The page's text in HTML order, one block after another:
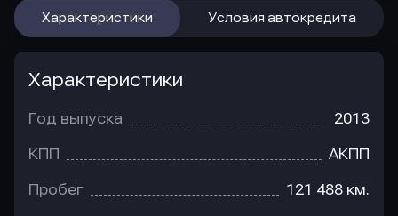
Характеристики Условия автокредита
Характеристики
Год выпуска 2013
КПП АКПП
Пробег 121 488 км.